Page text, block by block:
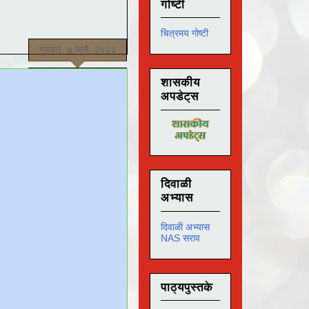
गुरुवार, ७ जुलै, २०२२
गोष्टी
चित्रमय गोष्टी
शासकीय
अपडेट्स
दिवाळी
अभ्यास
दिवाळी अभ्यास
NAS सराव
पाठ्यपुस्तके